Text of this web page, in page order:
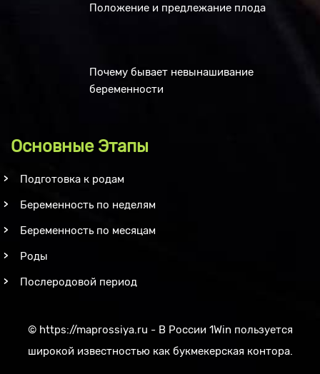
Положение и предлежание плода
Почему бывает невынашивание
беременности
Основные Этапы
Подготовка к родам
Беременность по неделям
Беременность по месяцам
Роды
Послеродовой период
© https://maprossiya.ru - В России 1Win пользуется
широкой известностью как букмекерская контора.